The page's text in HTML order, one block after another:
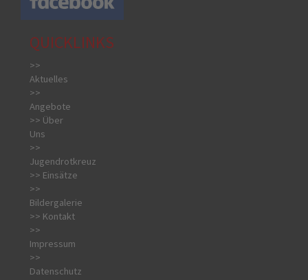
QUICKLINKS
>>
Aktuelles
>>
Angebote
>> Über
Uns
>>
Jugendrotkreuz
>> Einsätze
>>
Bildergalerie
>> Kontakt
>>
Impressum
>>
Datenschutz